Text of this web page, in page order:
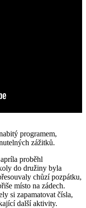
programem,
zážitků.
proběhl
do družiny byla
chůzí pozpátku,
místo na zádech.
si zapamatovat čísla,
další aktivity.